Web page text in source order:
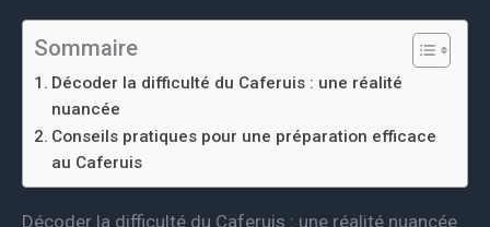
Sommaire
Décoder la difficulté du Caferuis : une réalité
nuancée
Conseils pratiques pour une préparation efficace
au Caferuis
Décoder la difficulté du Caferuis : une réalité nuancée